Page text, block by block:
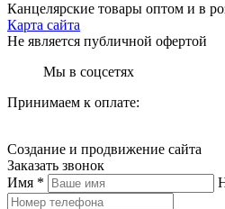
Канцелярские товары оптом и в
Карта сайта
Не является публичной офертой
Мы в соцсетях
Принимаем к оплате:
Создание и продвижение сайта
Заказать звонок
Имя *